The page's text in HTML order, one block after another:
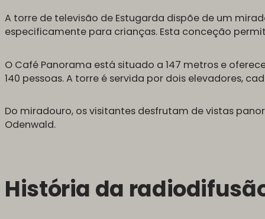
A torre de televisão de Estugarda dispõe de um
especificamente para crianças. Esta conceção
O Café Panorama está situado a 147 metros e
140 pessoas. A torre é servida por dois elevadores,
Do miradouro, os visitantes desfrutam de vistas
Odenwald.
História da